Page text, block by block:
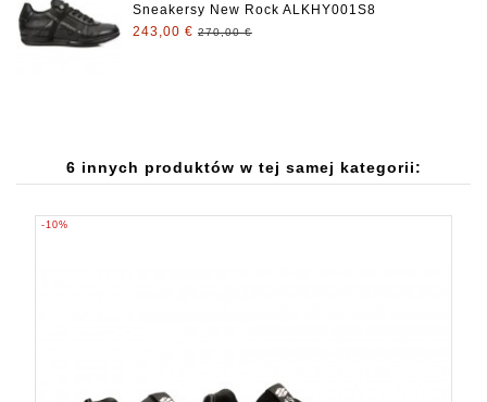
Sneakersy New Rock ALKHY001S8
243,00 € 270,00 €
6 innych produktów w tej samej kategorii:
-10%